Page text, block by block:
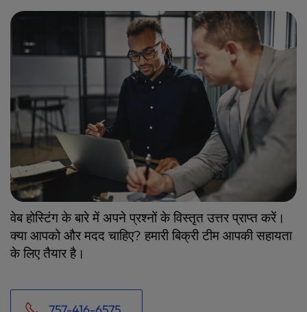
वेब होस्टिंग के बारे में अपने प्रश्नों के विस्तृत उत्तर प्राप्त करें।
क्या आपको और मदद चाहिए? हमारी बिक्री टीम आपकी सहायता
के लिए तैयार है।